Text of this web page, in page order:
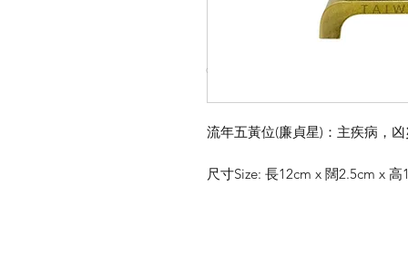
© Copyright Taiwo.online
流年五黃位(廉貞星)：主疾病，
尺寸Size: 長12cm x 闊2.5cm x 高